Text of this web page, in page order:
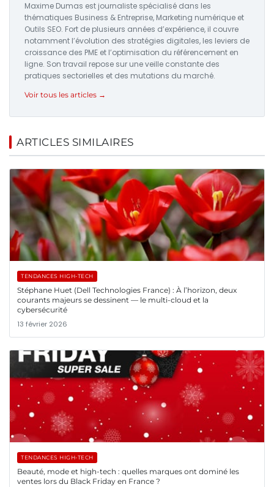
Maxime Dumas est journaliste spécialisé dans les
thématiques Business & Entreprise, Marketing numérique et
Outils SEO. Fort de plusieurs années d’expérience, il couvre
notamment l’évolution des stratégies digitales, les leviers de
croissance des PME et l’optimisation du référencement en
ligne. Son travail repose sur une veille constante des
pratiques sectorielles et des mutations du marché.
Voir tous les articles →
ARTICLES SIMILAIRES
TENDANCES HIGH-TECH
Stéphane Huet (Dell Technologies France) : À l’horizon, deux
courants majeurs se dessinent — le multi-cloud et la
cybersécurité
13 février 2026
TENDANCES HIGH-TECH
Beauté, mode et high-tech : quelles marques ont dominé les
ventes lors du Black Friday en France ?